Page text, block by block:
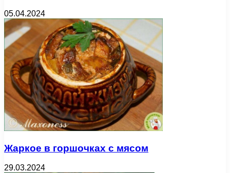
05.04.2024
Жаркое в горшочках с мясом
29.03.2024